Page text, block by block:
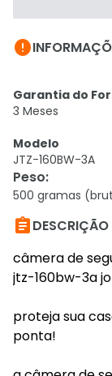

Garantia do
3 Meses
Modelo
JTZ-160BW-3A
Peso:
500 gramas

câmera de
jtz-160bw-3a
proteja sua
ponta!